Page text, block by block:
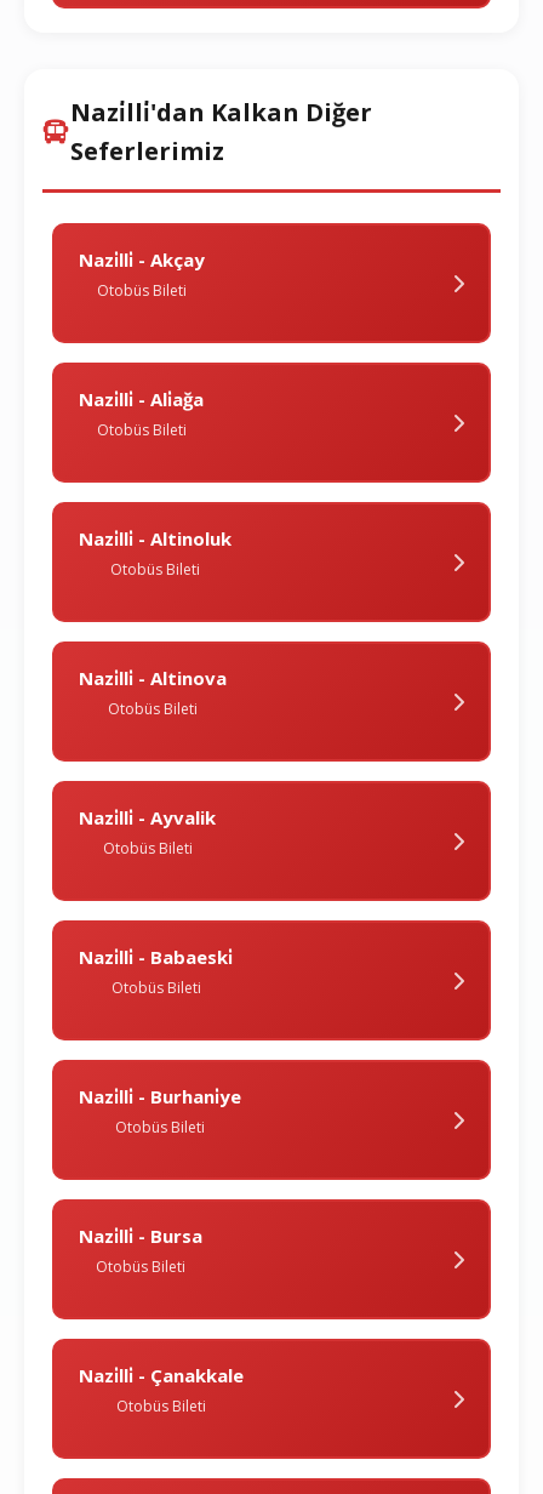
Nazi̇lli̇'dan Kalkan Diğer
Seferlerimiz
Nazi̇lli̇ - Akçay
Otobüs Bileti
Nazi̇lli̇ - Ali̇ağa
Otobüs Bileti
Nazi̇lli̇ - Altinoluk
Otobüs Bileti
Nazi̇lli̇ - Altinova
Otobüs Bileti
Nazi̇lli̇ - Ayvalik
Otobüs Bileti
Nazi̇lli̇ - Babaeski̇
Otobüs Bileti
Nazi̇lli̇ - Burhani̇ye
Otobüs Bileti
Nazi̇lli̇ - Bursa
Otobüs Bileti
Nazi̇lli̇ - Çanakkale
Otobüs Bileti